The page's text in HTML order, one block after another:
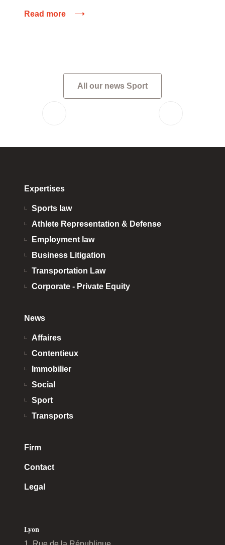
redoutables. Parmi ces défis, une
Read more
All our news Sport
Expertises
Sports law
Athlete Representation & Defense
Employment law
Business Litigation
Transportation Law
Corporate - Private Equity
News
Affaires
Contentieux
Immobilier
Social
Sport
Transports
Firm
Contact
Legal
Lyon